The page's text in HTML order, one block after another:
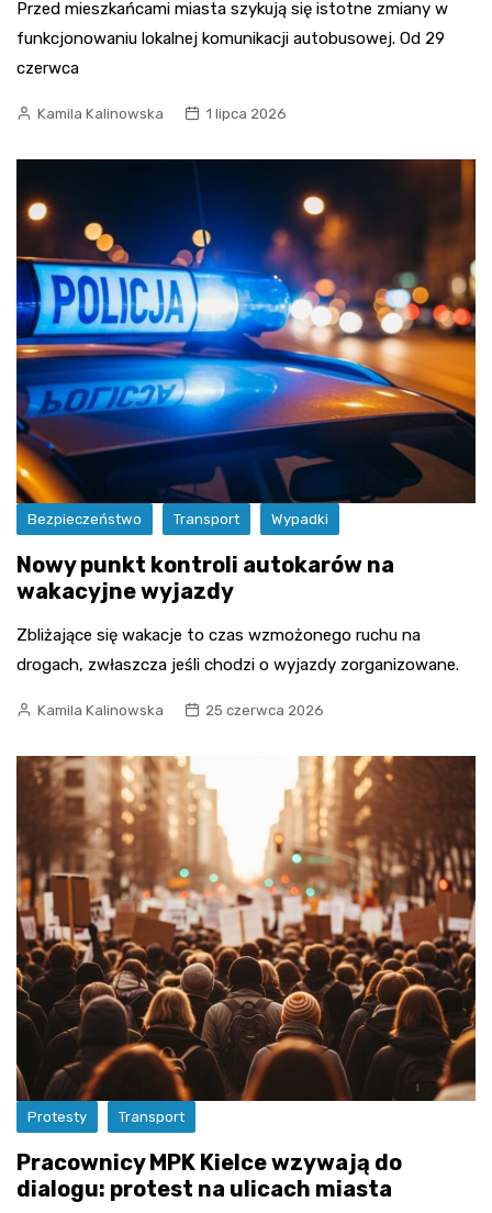
Przed mieszkańcami miasta szykują się istotne zmiany w
funkcjonowaniu lokalnej komunikacji autobusowej. Od 29
czerwca
Kamila Kalinowska 1 lipca 2026
Bezpieczeństwo Transport Wypadki
Nowy punkt kontroli autokarów na
wakacyjne wyjazdy
Zbliżające się wakacje to czas wzmożonego ruchu na
drogach, zwłaszcza jeśli chodzi o wyjazdy zorganizowane.
Kamila Kalinowska 25 czerwca 2026
Protesty Transport
Pracownicy MPK Kielce wzywają do
dialogu: protest na ulicach miasta